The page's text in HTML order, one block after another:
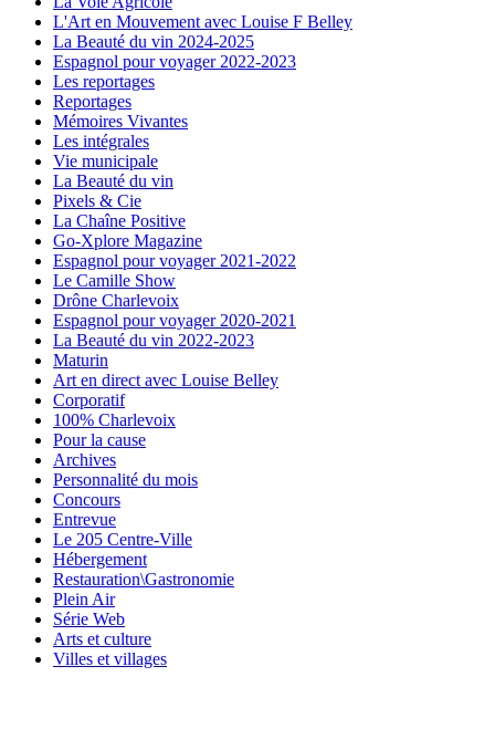
L'Art en Mouvement avec Louise F Belley
La Beauté du vin 2024-2025
Espagnol pour voyager 2022-2023
Les reportages
Reportages
Mémoires Vivantes
Les intégrales
Vie municipale
La Beauté du vin
Pixels & Cie
La Chaîne Positive
Go-Xplore Magazine
Espagnol pour voyager 2021-2022
Le Camille Show
Drône Charlevoix
Espagnol pour voyager 2020-2021
La Beauté du vin 2022-2023
Maturin
Art en direct avec Louise Belley
Corporatif
100% Charlevoix
Pour la cause
Archives
Personnalité du mois
Concours
Entrevue
Le 205 Centre-Ville
Hébergement
Restauration\Gastronomie
Plein Air
Série Web
Arts et culture
Villes et villages